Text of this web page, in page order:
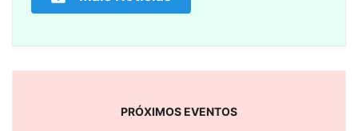
PRÓXIMOS EVENTOS